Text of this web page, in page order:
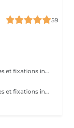
59
Diagnostique, shampooing / Soin spécifiques et fixations inclus
Diagnostique, shampooing / Soin spécifiques et fixations inclus